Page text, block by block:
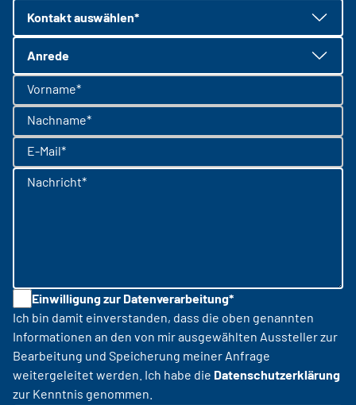
Kontakt auswählen*
Anrede
Vorname*
Nachname*
E-Mail*
Nachricht*
Einwilligung zur Datenverarbeitung*
Ich bin damit einverstanden, dass die oben genannten
Informationen an den von mir ausgewählten Aussteller zur
Bearbeitung und Speicherung meiner Anfrage
weitergeleitet werden. Ich habe die Datenschutzerklärung
zur Kenntnis genommen.